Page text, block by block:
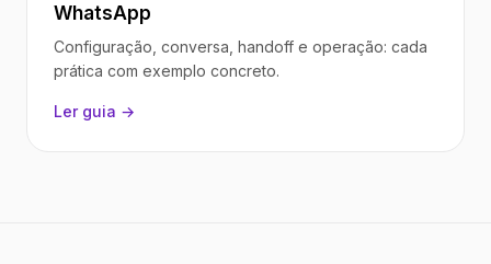
WhatsApp
Configuração, conversa, handoff e operação: cada
prática com exemplo concreto.
Ler guia →